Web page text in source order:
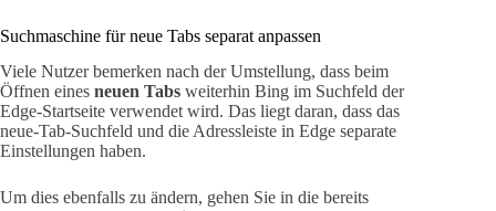
Suchmaschine für neue Tabs separat anpassen
Viele Nutzer bemerken nach der Umstellung, dass beim
Öffnen eines neuen Tabs weiterhin Bing im Suchfeld der
Edge-Startseite verwendet wird. Das liegt daran, dass das
neue-Tab-Suchfeld und die Adressleiste in Edge separate
Einstellungen haben.
Um dies ebenfalls zu ändern, gehen Sie in die bereits